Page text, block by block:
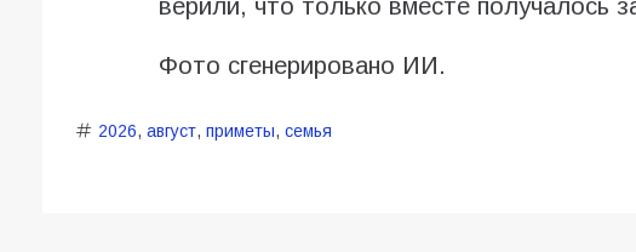
верили, что только вместе получалось
Фото сгенерировано ИИ.
2026, август, приметы, семья